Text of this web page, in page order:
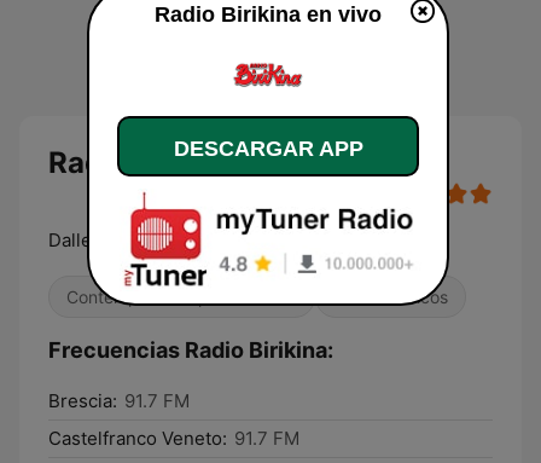
Radio Birikina
Dalle canzoni anni '60 alle hit di oggi
Contemporánea para adultos Éxitos clásicos
Frecuencias Radio Birikina:
Brescia: 91.7 FM
Castelfranco Veneto: 91.7 FM
Radio Birikina en vivo
DESCARGAR APP